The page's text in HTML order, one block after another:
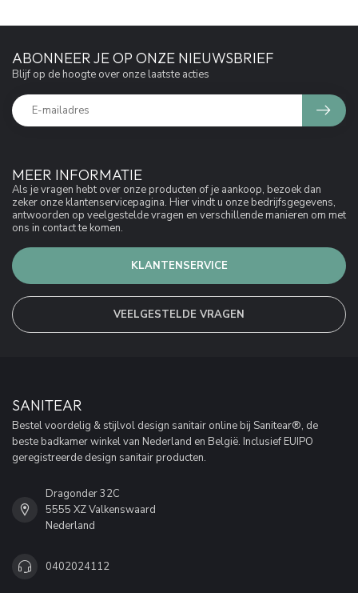
MEER INFORMATIE
Als je vragen hebt over onze producten of je aankoop, bezoek dan
zeker onze klantenservicepagina. Hier vindt u onze bedrijfsgegevens,
antwoorden op veelgestelde vragen en verschillende manieren om met
ons in contact te komen.
KLANTENSERVICE
VEELGESTELDE VRAGEN
ABONNEER JE OP ONZE NIEUWSBRIEF
Blijf op de hoogte over onze laatste acties
SANITEAR
Bestel voordelig & stijlvol design sanitair online bij Sanitear®, de
beste badkamer winkel van Nederland en België. Inclusief EUIPO
geregistreerde design sanitair producten.
Dragonder 32C
5555 XZ Valkenswaard
Nederland
0402024112